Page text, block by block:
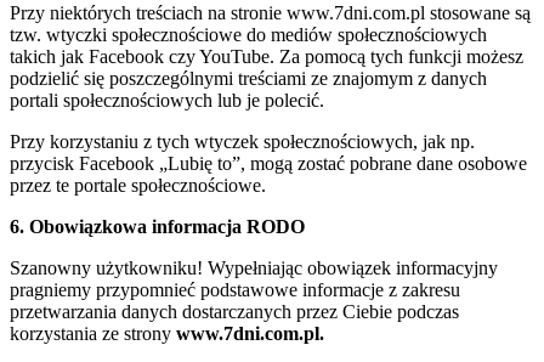
Przy niektórych treściach na stronie www.7dni.com.pl stosowane są
tzw. wtyczki społecznościowe do mediów społecznościowych
takich jak Facebook czy YouTube. Za pomocą tych funkcji możesz
podzielić się poszczególnymi treściami ze znajomym z danych
portali społecznościowych lub je polecić.
Przy korzystaniu z tych wtyczek społecznościowych, jak np.
przycisk Facebook „Lubię to”, mogą zostać pobrane dane osobowe
przez te portale społecznościowe.
6. Obowiązkowa informacja RODO
Szanowny użytkowniku! Wypełniając obowiązek informacyjny
pragniemy przypomnieć podstawowe informacje z zakresu
przetwarzania danych dostarczanych przez Ciebie podczas
korzystania ze strony www.7dni.com.pl.